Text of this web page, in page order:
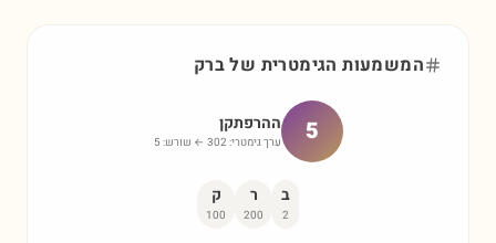
המשמעות הגימטרית שלברק
5 ההרפתקן
ערך גימטרי:302 ← שורש: 5
ב
2
ר
200
ק
100